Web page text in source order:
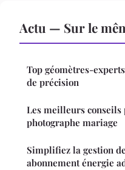
Actu — Sur le
Top géomètres-
de précision
Les meilleurs
photographe mariage
Simplifiez la gestion
abonnement énergie